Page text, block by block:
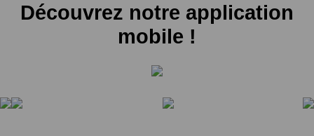
Découvrez notre application
mobile !